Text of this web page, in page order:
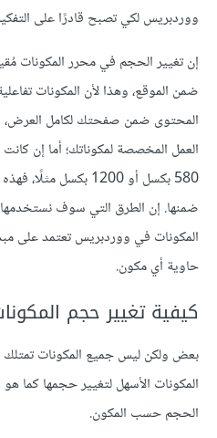
ووردبريس لكي تصبح قادرًا على
إن تغيير الحجم في محرر المكونات
ضمن الموقع، وهذا لأن المكونات
المحتوى ضمن صفحتك لكامل
العمل المخصصة لمكوناتك؛ أما إن
580 بكسل أو 1200
ضمنها. إن الطرق التي سوف
المكونات في ووردبريس تعتمد
حاوية أي مكون.
كيفية تغيير حجم
بعض ولكن ليس جميع المكونات
المكونات الأسهل لتغيير حجمها كما
الحجم حسب المكون.